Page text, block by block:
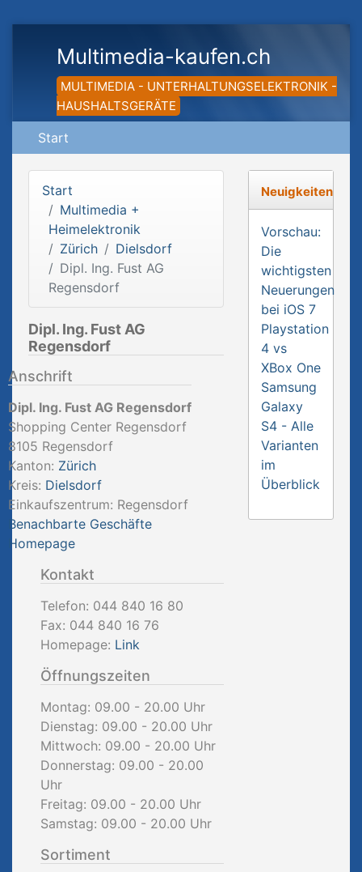
Multimedia-kaufen.ch
MULTIMEDIA - UNTERHALTUNGSELEKTRONIK -
HAUSHALTSGERÄTE
Start
Start
Multimedia +
Heimelektronik
Zürich
Dielsdorf
Dipl. Ing. Fust AG
Regensdorf
Dipl. Ing. Fust AG
Regensdorf
Anschrift
Dipl. Ing. Fust AG Regensdorf
Shopping Center Regensdorf
8105 Regensdorf
Kanton: Zürich
Kreis: Dielsdorf
Einkaufszentrum: Regensdorf
Benachbarte Geschäfte
Homepage
Kontakt
Telefon: 044 840 16 80
Fax: 044 840 16 76
Homepage: Link
Öffnungszeiten
Montag: 09.00 - 20.00 Uhr
Dienstag: 09.00 - 20.00 Uhr
Mittwoch: 09.00 - 20.00 Uhr
Donnerstag: 09.00 - 20.00
Uhr
Freitag: 09.00 - 20.00 Uhr
Samstag: 09.00 - 20.00 Uhr
Sortiment
Neuigkeiten
Vorschau:
Die
wichtigsten
Neuerungen
bei iOS 7
Playstation
4 vs
XBox One
Samsung
Galaxy
S4 - Alle
Varianten
im
Überblick